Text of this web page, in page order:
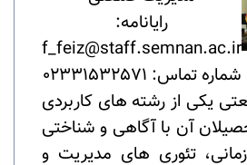
رایانامه:
f_feiz@staff.semnan.ac.ir
شماره تماس: 02331532571
یکی از رشته های کاربردی
آن با آگاهی و شناختی
تئوری های مدیریت و